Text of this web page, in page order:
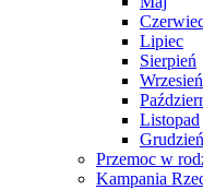
Lipiec
Sierpień
Wrzesień
Listopad
Grudzień
Przemoc w
Kampania